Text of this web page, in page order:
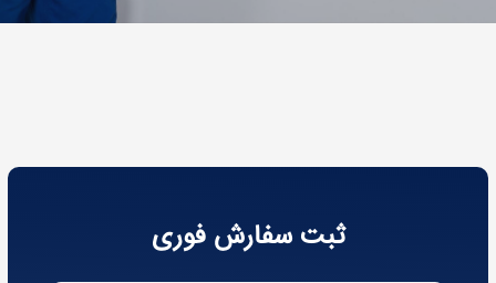
ثبت سفارش فوری